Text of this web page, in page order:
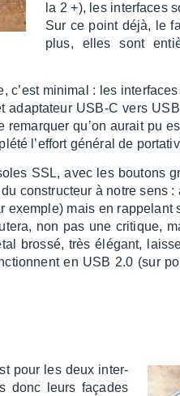
la 2 +), les inter­faces
Sur ce point déjà, le
plus, elles sont
c’est mini­mal : les
adap­ta­teur USB-C vers
qu’on aurait pu
l’ef­fort géné­ral de
SSL, avec les boutons
construc­teur à notre sens :
exemple) mais en rappe­lant
non pas une critique,
brossé, très élégant,
en USB 2.0 (sur
pour les deux inter­
donc leurs façades